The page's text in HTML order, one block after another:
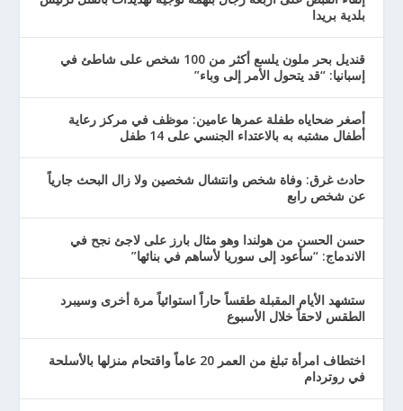
بلدية بريدا
قنديل بحر ملون يلسع أكثر من 100 شخص على شاطئ في
إسبانيا: “قد يتحول الأمر إلى وباء”
أصغر ضحاياه طفلة عمرها عامين: موظف في مركز رعاية
أطفال مشتبه به بالاعتداء الجنسي على 14 طفل
حادث غرق: وفاة شخص وانتشال شخصين ولا زال البحث جارياً
عن شخص رابع
حسن الحسن من هولندا وهو مثال بارز على لاجئ نجح في
الاندماج: “سأعود إلى سوريا لأساهم في بنائها”
ستشهد الأيام المقبلة طقساً حاراً استوائياً مرة أخرى وسيبرد
الطقس لاحقاً خلال الأسبوع
اختطاف امرأة تبلغ من العمر 20 عاماً واقتحام منزلها بالأسلحة
في روتردام